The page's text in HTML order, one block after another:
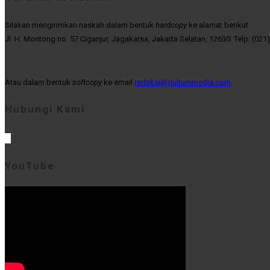
Silakan mengirimkan naskah dalam bentuk hardcopy ke alamat berikut.
Jl. H. Montong no. 57 Ciganjur, Jagakarsa, Jakarta Selatan, 12630. Telp:
Atau dalam bentuk softcopy ke email redaksi@qultummedia.com
Hubungi Kami
YouTube